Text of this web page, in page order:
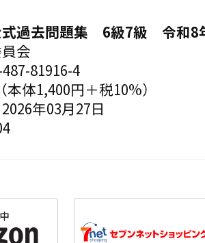
式過去問題集 6級7級 令和8
会
81916-4
体1,400円＋税10%）
年03月27日